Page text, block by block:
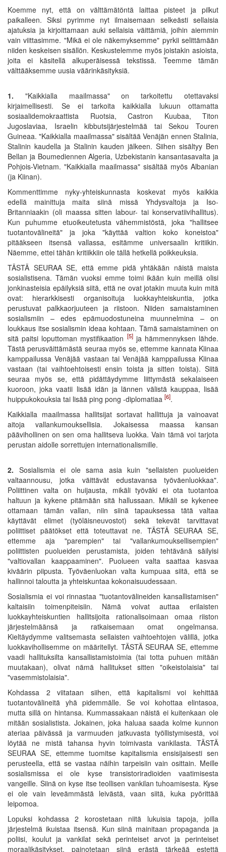
Koemme nyt, että on välttämätöntä laittaa pisteet ja pilkut
paikalleen. Siksi pyrimme nyt ilmaisemaan selkeästi sellaisia
ajatuksia ja kirjoittamaan auki sellaisia väittämiä, joihin aiemmin
vain viittasimme. "Mikä ei ole näkemyksemme" pyrkii selittämään
niiden keskeisen sisällön. Keskustelemme myös joistakin asioista,
joita ei käsitellä alkuperäisessä tekstissä. Teemme tämän
välttääksemme uusia väärinkäsityksiä.
1. "Kaikkialla maailmassa" on tarkoitettu otettavaksi
kirjaimellisesti. Se ei tarkoita kaikkialla lukuun ottamatta
sosiaalidemokraattista Ruotsia, Castron Kuubaa, Titon
Jugoslaviaa, Israelin kibbutsijärjestelmää tai Sekou Touren
Guineaa. "Kaikkialla maailmassa" sisältää Venäjän ennen Stalinia,
Stalinin kaudella ja Stalinin kauden jälkeen. Siihen sisältyy Ben
Bellan ja Boumediennen Algeria, Uzbekistanin kansantasavalta ja
Pohjois-Vietnam. "Kaikkialla maailmassa" sisältää myös Albanian
(ja Kiinan).
Kommenttimme nyky-yhteiskunnasta koskevat myös kaikkia
edellä mainittuja maita siinä missä Yhdysvaltoja ja Iso-
Britanniaakin (oli maassa sitten labour- tai konservatiivihallitus).
Kun puhumme etuoikeutetusta vähemmistöstä, joka "hallitsee
tuotantovälineitä" ja joka "käyttää valtion koko koneistoa"
pitääkseen itsensä vallassa, esitämme universaalin kritiikin.
Näemme, ettei tähän kritiikkiin ole tällä hetkellä poikkeuksia.
TÄSTÄ SEURAA SE, että emme pidä yhtäkään näistä maista
sosialistisena. Tämän vuoksi emme toimi ikään kuin meillä olisi
jonkinasteisia epäilyksiä siitä, että ne ovat jotakin muuta kuin mitä
ovat: hierarkkisesti organisoituja luokkayhteiskuntia, jotka
perustuvat palkkaorjuuteen ja riistoon. Niiden samaistaminen
sosialismiin – edes epämuodostuneina muunnelmina – on
loukkaus itse sosialismin ideaa kohtaan. Tämä samaistaminen on
sitä paitsi loputtoman mystifikaation [5]ja hämmennyksen lähde.
Tästä perusväittämästä seuraa myös se, ettemme kannata Kiinaa
kamppailussa Venäjää vastaan tai Venäjää kamppailussa Kiinaa
vastaan (tai vaihtoehtoisesti ensin toista ja sitten toista). Siitä
seuraa myös se, että pidättäydymme liittymästä sekalaiseen
kuoroon, joka vaatii lisää idän ja lännen välistä kauppaa, lisää
huippukokouksia tai lisää ping pong -diplomatiaa [6].
Kaikkialla maailmassa hallitsijat sortavat hallittuja ja vainoavat
aitoja vallankumouksellisia. Jokaisessa maassa kansan
päävihollinen on sen oma hallitseva luokka. Vain tämä voi tarjota
perustan aidolle sorrettujen internationalismille.
2. Sosialismia ei ole sama asia kuin "sellaisten puolueiden
valtaannousu, jotka väittävät edustavansa työväenluokkaa".
Poliittinen valta on huijausta, mikäli työväki ei ota tuotantoa
haltuun ja kykene pitämään sitä hallussaan. Mikäli se kykenee
ottamaan tämän vallan, niin siinä tapauksessa tätä valtaa
käyttävät elimet (työläisneuvostot) sekä tekevät tarvittavat
poliittiset päätökset että toteuttavat ne. TÄSTÄ SEURAA SE,
ettemme aja "parempien" tai "vallankumouksellisempien"
poliittisten puolueiden perustamista, joiden tehtävänä säilyisi
"valtiovallan kaappaaminen". Puolueen valta saattaa kasvaa
kiväärin piipusta. Työväenluokan valta kumpuaa siitä, että se
hallinnoi taloutta ja yhteiskuntaa kokonaisuudessaan.
Sosialismia ei voi rinnastaa "tuotantovälineiden kansallistamisen"
kaltaisiin toimenpiteisiin. Nämä voivat auttaa erilaisten
luokkayhteiskuntien hallitsijoita rationalisoimaan omaa riiston
järjestelmäänsä ja ratkaisemaan omat ongelmansa.
Kieltäydymme valitsemasta sellaisten vaihtoehtojen välillä, jotka
luokkavihollisemme on määritellyt. TÄSTÄ SEURAA SE, ettemme
vaadi hallituksilta kansallistamistoimia (tai totta puhuen mitään
muutakaan), olivat nämä hallitukset sitten "oikeistolaisia" tai
"vasemmistolaisia".
Kohdassa 2 viitataan siihen, että kapitalismi voi kehittää
tuotantovälineitä yhä pidemmälle. Se voi kohottaa elintasoa,
mutta sillä on hintansa. Kummassakaan näistä ei kuitenkaan ole
mitään sosialistista. Jokainen, joka haluaa saada kolme kunnon
ateriaa päivässä ja varmuuden jatkuvasta työllistymisestä, voi
löytää ne mistä tahansa hyvin toimivasta vankilasta. TÄSTÄ
SEURAA SE, ettemme tuomitse kapitalismia ensisijaisesti sen
perusteella, että se vastaa näihin tarpeisiin vain osittain. Meille
sosialismissa ei ole kyse transistoriradioiden vaatimisesta
vangeille. Siinä on kyse itse teollisen vankilan tuhoamisesta. Kyse
ei ole vain leveämmästä leivästä, vaan siitä, kuka pyörittää
leipomoa.
Lopuksi kohdassa 2 korostetaan niitä lukuisia tapoja, joilla
järjestelmä ikuistaa itsensä. Kun siinä mainitaan propaganda ja
poliisi, koulut ja vankilat sekä perinteiset arvot ja perinteiset
moraalikäsitykset, painotetaan siinä erästä tärkeää estettä